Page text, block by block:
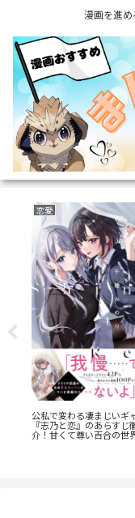
漫画を進
恋愛
公私で変わる凄まじいギ
『志乃と恋』のあらすじ
介！甘くて尊い百合の世